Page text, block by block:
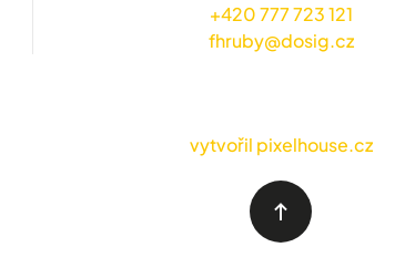
+420 777 723 121
fhruby@dosig.cz
vytvořil pixelhouse.cz